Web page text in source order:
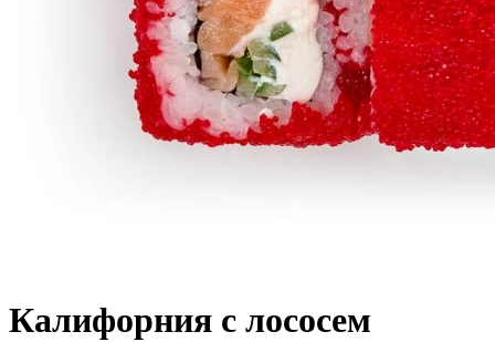
Калифорния с лососем